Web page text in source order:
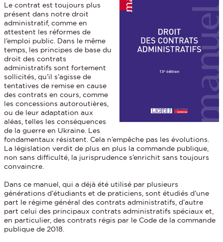
Le contrat est toujours plus
présent dans notre droit
administratif, comme en
attestent les réformes de
l’emploi public. Dans le même
temps, les principes de base du
droit des contrats
administratifs sont fortement
sollicités, qu’il s’agisse de
tentatives de remise en cause
des contrats en cours, comme
les concessions autoroutières,
ou de leur adaptation aux
aléas, telles les conséquences
de la guerre en Ukraine. Les
fondamentaux résistent. Cela n’empêche pas les évolutions.
La législation verdit de plus en plus la commande publique,
non sans difficulté, la jurisprudence s’enrichit sans toujours
convaincre.
Dans ce manuel, qui a déjà été utilisé par plusieurs
générations d’étudiants et de praticiens, sont étudiés d’une
part le régime général des contrats administratifs, d’autre
part celui des principaux contrats administratifs spéciaux et,
en particulier, des contrats régis par le Code de la commande
publique de 2018.